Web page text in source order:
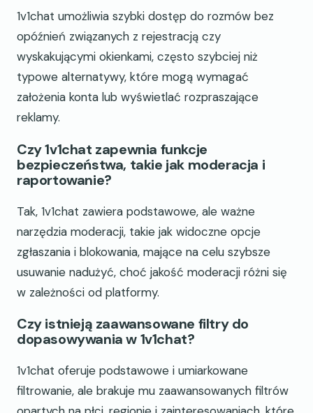
1v1chat umożliwia szybki dostęp do rozmów bez
opóźnień związanych z rejestracją czy
wyskakującymi okienkami, często szybciej niż
typowe alternatywy, które mogą wymagać
założenia konta lub wyświetlać rozpraszające
reklamy.
Czy 1v1chat zapewnia funkcje
bezpieczeństwa, takie jak moderacja i
raportowanie?
Tak, 1v1chat zawiera podstawowe, ale ważne
narzędzia moderacji, takie jak widoczne opcje
zgłaszania i blokowania, mające na celu szybsze
usuwanie nadużyć, choć jakość moderacji różni się
w zależności od platformy.
Czy istnieją zaawansowane filtry do
dopasowywania w 1v1chat?
1v1chat oferuje podstawowe i umiarkowane
filtrowanie, ale brakuje mu zaawansowanych filtrów